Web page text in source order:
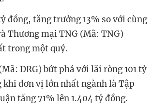
đồng, tăng trưởng 13% so với cùng
Thương mại TNG (Mã: TNG)
trong một quý.
DRG) bứt phá với lãi ròng 101 tỷ
khi đơn vị lớn nhất ngành là Tập
tăng 71% lên 1.404 tỷ đồng.